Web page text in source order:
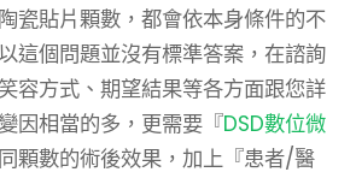
瓷貼片顆數，都會依本身條件的不
這個問題並沒有標準答案，在諮詢
容方式、期望結果等各方面跟您詳
因相當的多，更需要『DSD數位微
顆數的術後效果，加上『患者/醫